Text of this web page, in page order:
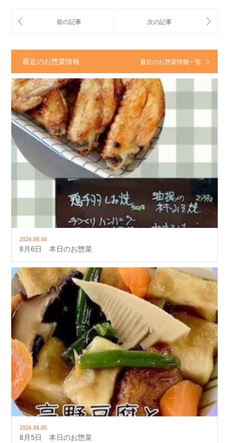
最近のお惣菜情報 最近のお惣菜情報一覧
2026.08.06
8月6日 本日のお惣菜
2026.08.05
8月5日 本日のお惣菜